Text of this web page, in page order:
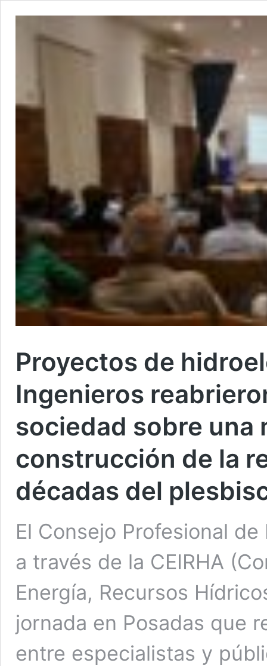
Proyectos de
Ingenieros
sociedad sobre una
construcción de la
décadas del
El Consejo Profesional
a través de la CEIRHA
Energía, Recursos
jornada en Posadas que
entre especialistas y